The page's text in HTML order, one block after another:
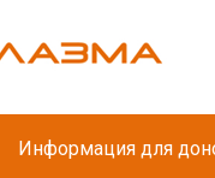
Информация для